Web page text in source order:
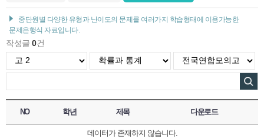
중단원별 다양한 유형과 난이도의 문제를 여러가지 학습형태에 이용가능한
문제은행식 자료입니다.
작성글 0건
NO 학년 제목 다운로드
데이터가 존재하지 않습니다.